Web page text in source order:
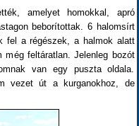
amelyet homokkal, apró
beborítottak. 6 halomsírt
fel a régészek, a halmok alatt
még feltáratlan. Jelenleg bozót
van egy puszta oldala.
vezet út a kurganokhoz, de